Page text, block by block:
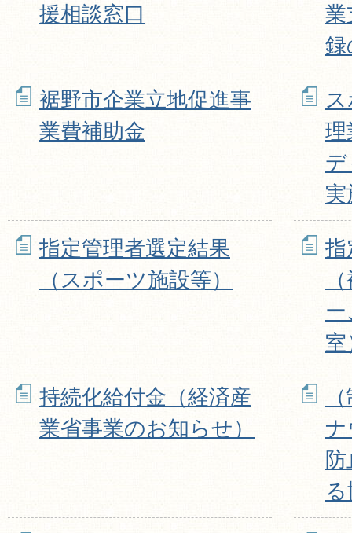
援相談窓口
業
録
裾野市企業立地促進事
業費補助金
理
実
指定管理者選定結果
（スポーツ施設等）
指
室
持続化給付金（経済産
業省事業のお知らせ）